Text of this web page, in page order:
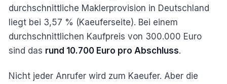
durchschnittliche Maklerprovision in Deutschland
liegt bei 3,57 % (Kaeuferseite). Bei einem
durchschnittlichen Kaufpreis von 300.000 Euro
sind das rund 10.700 Euro pro Abschluss.
Nicht jeder Anrufer wird zum Kaeufer. Aber die